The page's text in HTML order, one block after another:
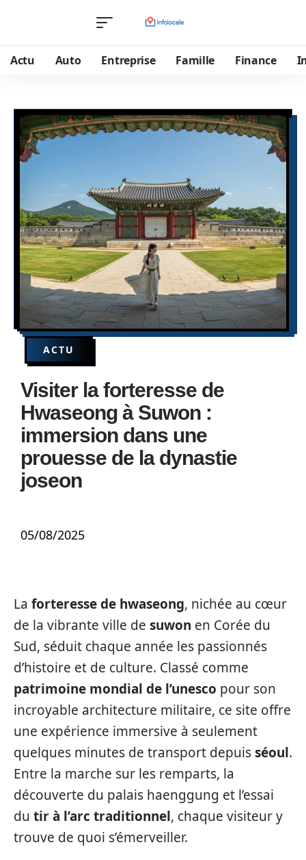
Actu Auto Entreprise Famille Finance
ACTU
Visiter la forteresse de
Hwaseong à Suwon :
immersion dans une
prouesse de la dynastie
joseon
05/08/2025
La forteresse de hwaseong, nichée au cœur
de la vibrante ville de suwon en Corée du
Sud, séduit chaque année les passionnés
d’histoire et de culture. Classé comme
patrimoine mondial de l’unesco pour son
incroyable architecture militaire, ce site offre
une expérience immersive à seulement
quelques minutes de transport depuisséoul.
Entre la marche sur les remparts, la
découverte du palais haenggung et l’essai
du tir à l’arc traditionnel, chaque visiteur y
trouve de quoi s’émerveiller.